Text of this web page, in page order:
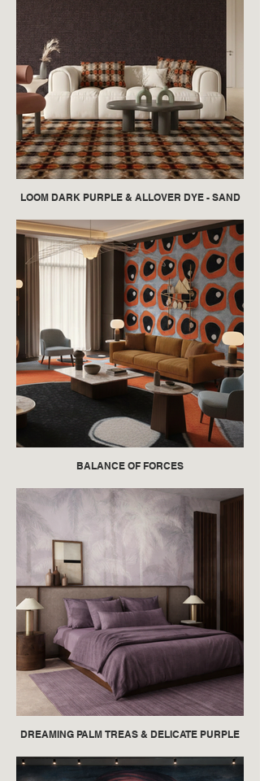
LOOM DARK PURPLE & ALLOVER DYE - SAND
BALANCE OF FORCES
DREAMING PALM TREAS & DELICATE PURPLE